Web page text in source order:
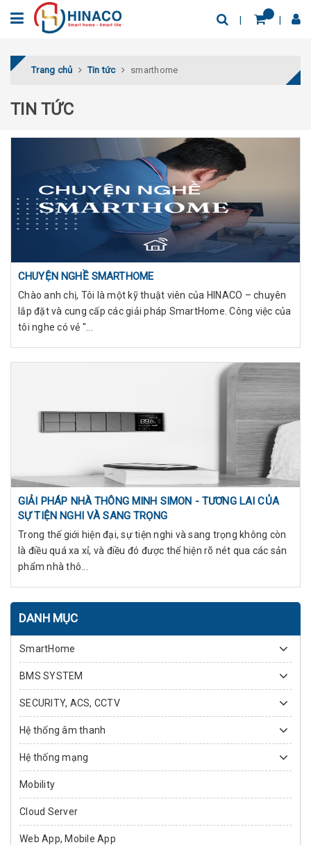
Trang chủ Tin tức smarthome
TIN TỨC
CHUYỆN NGHỀ SMARTHOME
Chào anh chị, Tôi là một kỹ thuật viên của HINACO – chuyên
lắp đặt và cung cấp các giải pháp SmartHome. Công việc của
tôi nghe có vẻ "...
GIẢI PHÁP NHÀ THÔNG MINH SIMON - TƯƠNG LAI CỦA
SỰ TIỆN NGHI VÀ SANG TRỌNG
Trong thế giới hiện đại, sự tiện nghi và sang trọng không còn
là điều quá xa xỉ, và điều đó được thể hiện rõ nét qua các sản
phẩm nhà thô...
DANH MỤC
SmartHome
BMS SYSTEM
SECURITY, ACS, CCTV
Hệ thống âm thanh
Hệ thống mạng
Mobility
Cloud Server
Web App, Mobile App